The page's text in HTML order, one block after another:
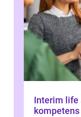
Interim life